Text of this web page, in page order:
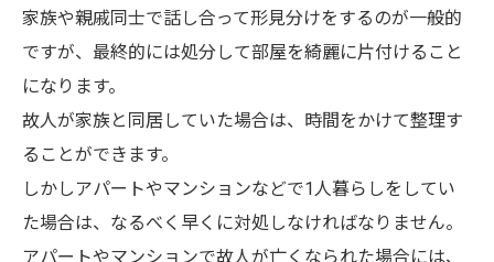
家族や親戚同士で話し合って形見分けをするのが一般的
ですが、最終的には処分して部屋を綺麗に片付けること
になります。
故人が家族と同居していた場合は、時間をかけて整理す
ることができます。
しかしアパートやマンションなどで1人暮らしをしてい
た場合は、なるべく早くに対処しなければなりません。
アパートやマンションで故人が亡くなられた場合には、